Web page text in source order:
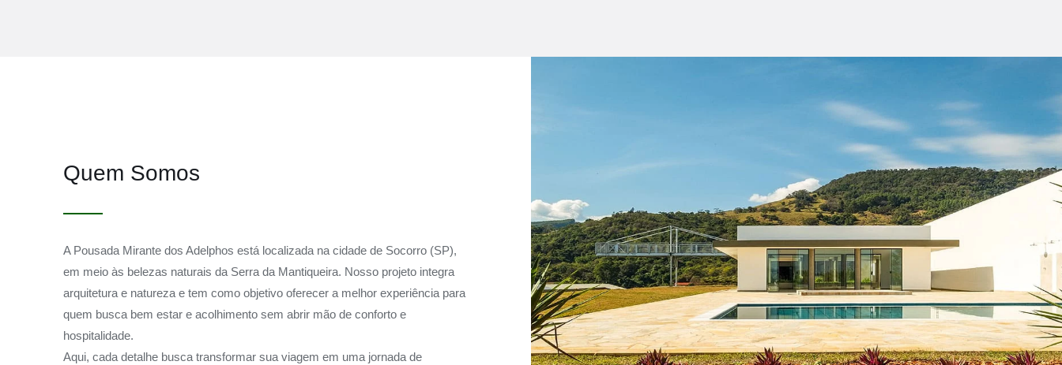
Quem Somos
A Pousada Mirante dos Adelphos está localizada na cidade de Socorro (SP),
em meio às belezas naturais da Serra da Mantiqueira. Nosso projeto integra
arquitetura e natureza e tem como objetivo oferecer a melhor experiência para
quem busca bem estar e acolhimento sem abrir mão de conforto e
hospitalidade.
Aqui, cada detalhe busca transformar sua viagem em uma jornada de